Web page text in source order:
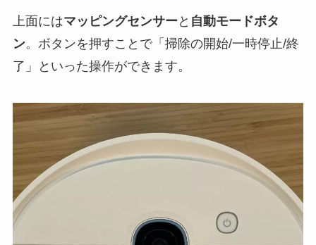
上面にはマッピングセンサー と 自動モードボタ
ン。ボタンを押すことで「掃除の開始/一時停止/終
了」といった操作ができます。